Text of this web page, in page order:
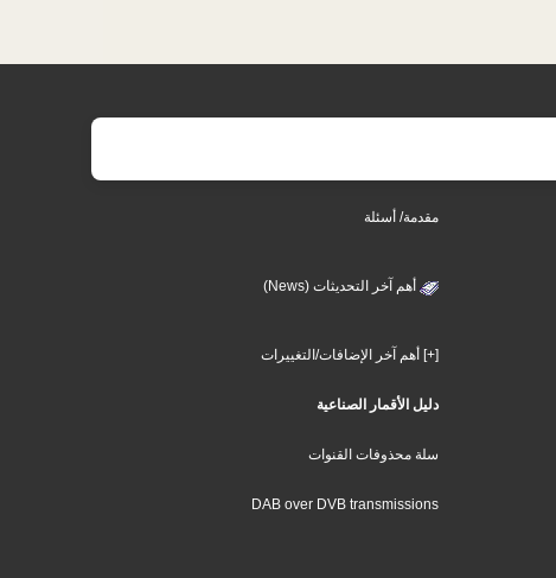
مقدمة/ أسئلة
أهم آخر التحديثات (News)
[+] أهم آخر الإضافات/التغييرات
دليل الأقمار الصناعية
سلة محذوفات القنوات
DAB over DVB transmissions